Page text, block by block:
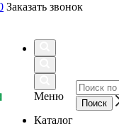
Заказать звонок
Меню
Каталог